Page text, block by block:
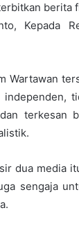
berita
Kepada
Wartawan
terkesan
dua media
sengaja